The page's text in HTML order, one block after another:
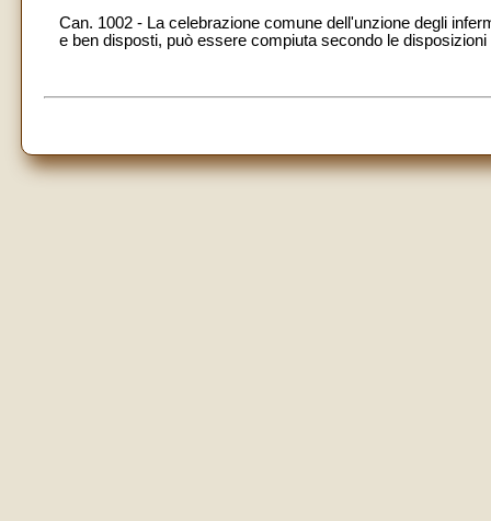
Can. 1002 - La celebrazione comune dell'unzione degli
e ben disposti, può essere compiuta secondo le